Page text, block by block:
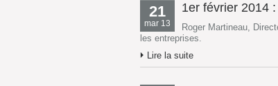
21
mar 13
1er février 2014
Roger Martineau,
les entreprises.
Lire la suite